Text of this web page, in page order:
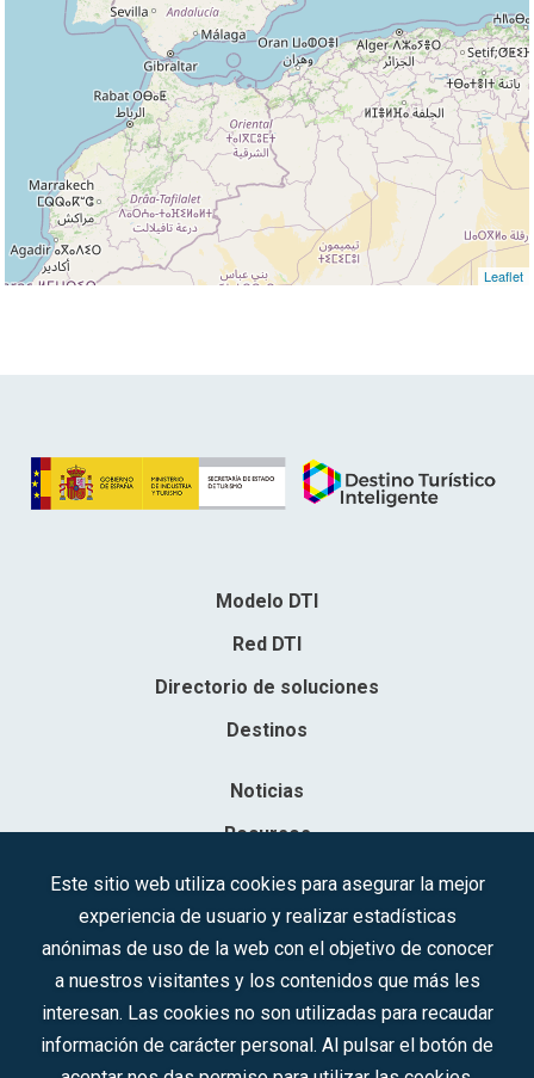
Leaflet
Modelo DTI
Red DTI
Directorio de soluciones
Destinos
Noticias
Recursos
Contacto
Sociedad Mercantil Estatal para la Gestión de la Innovación y las
Inscrita en el R.M. de Madrid, T, 12593, Se. 8, F. 129, H. 201.307.
C.I.F.: A-81/874.984
Este sitio web utiliza cookies para asegurar la mejor
experiencia de usuario y realizar estadísticas
anónimas de uso de la web con el objetivo de conocer
a nuestros visitantes y los contenidos que más les
interesan. Las cookies no son utilizadas para recaudar
información de carácter personal. Al pulsar el botón de